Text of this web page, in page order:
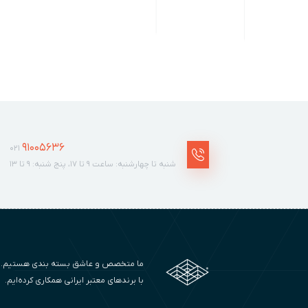
021 91005636
شنبه تا چهارشنبه: ساعت ۹ تا ۱۷، پنج شنبه: ۹ تا ۱۳
با برندهای معتبر ایرانی همکاری کرده‌ایم.